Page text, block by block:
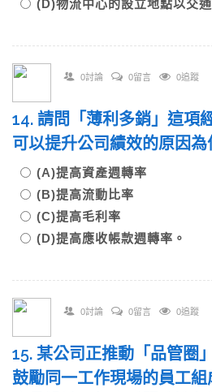
(D)物流中心的設立地點以交
0討論 0留言 0追蹤
14. 請問「薄利多銷」這項
可以提升公司績效的原因
(A)提高資產週轉率
(B)提高流動比率
(C)提高毛利率
(D)提高應收帳款週轉率。
0討論 0留言 0追蹤
15. 某公司正推動「品管圈
鼓勵同一工作現場的員工